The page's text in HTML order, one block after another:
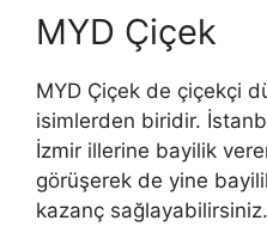
MYD Çiçek
MYD Çiçek de çiçekçi
isimlerden biridir.
İzmir illerine bayilik
görüşerek de yine
kazanç sağlayabilirsiniz.